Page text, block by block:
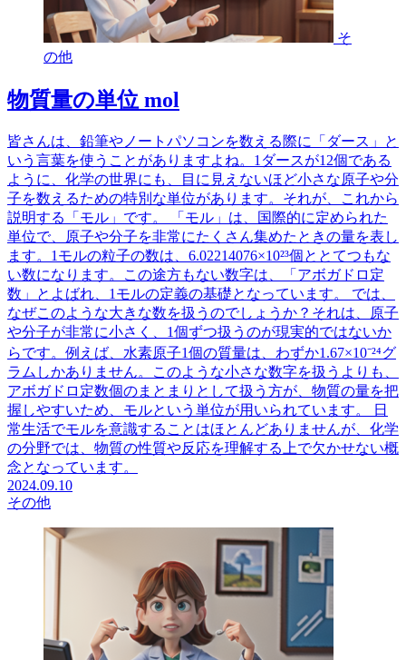
そ
の他
物質量の単位 mol
皆さんは、鉛筆やノートパソコンを数える際に「ダース」と
いう言葉を使うことがありますよね。1ダースが12個である
ように、化学の世界にも、目に見えないほど小さな原子や分
子を数えるための特別な単位があります。それが、これから
説明する「モル」です。 「モル」は、国際的に定められた
単位で、原子や分子を非常にたくさん集めたときの量を表し
ます。1モルの粒子の数は、6.02214076×10²³個ととてつもな
い数になります。この途方もない数字は、「アボガドロ定
数」とよばれ、1モルの定義の基礎となっています。 では、
なぜこのような大きな数を扱うのでしょうか？それは、原子
や分子が非常に小さく、1個ずつ扱うのが現実的ではないか
らです。例えば、水素原子1個の質量は、わずか1.67×10⁻²⁴グ
ラムしかありません。このような小さな数字を扱うよりも、
アボガドロ定数個のまとまりとして扱う方が、物質の量を把
握しやすいため、モルという単位が用いられています。 日
常生活でモルを意識することはほとんどありませんが、化学
の分野では、物質の性質や反応を理解する上で欠かせない概
念となっています。
2024.09.10
その他